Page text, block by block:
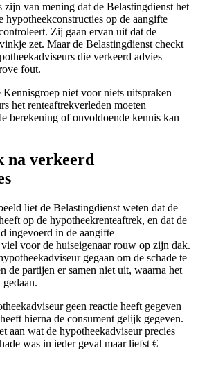
zijn van mening dat de Belastingdienst het
hypotheekconstructies op de aangifte
Zij gaan ervan uit dat de
zet. Maar de Belastingdienst checkt
die verkeerd advies
fout.
Kennisgroep niet voor niets uitspraken
het renteaftrekverleden moeten
berekening of onvoldoende kennis kan
verkeerd
liet de Belastingdienst weten dat de
op de hypotheekrenteaftrek, en dat de
ingevoerd in de aangifte
voor de huiseigenaar rouw op zijn dak.
gegaan om de schade te
de partijen er samen niet uit, waarna het
geen reactie heeft gegeven
hierna de consument gelijk gegeven.
aan wat de hypotheekadviseur precies
was in ieder geval maar liefst €